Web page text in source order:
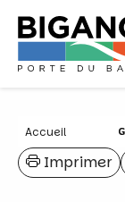
Accueil
Imprimer